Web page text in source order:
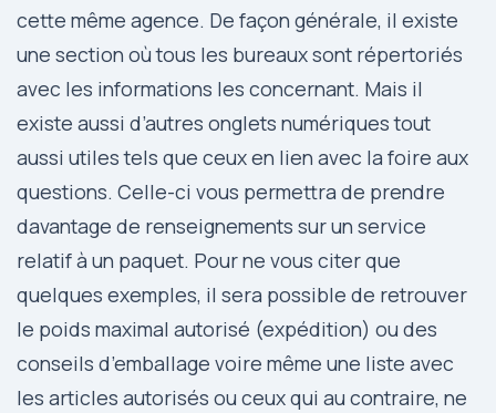
cette même agence. De façon générale, il existe
une section où tous les bureaux sont répertoriés
avec les informations les concernant. Mais il
existe aussi d’autres onglets numériques tout
aussi utiles tels que ceux en lien avec la foire aux
questions. Celle-ci vous permettra de prendre
davantage de renseignements sur un service
relatif à un paquet. Pour ne vous citer que
quelques exemples, il sera possible de retrouver
le poids maximal autorisé (expédition) ou des
conseils d’emballage voire même une liste avec
les articles autorisés ou ceux qui au contraire, ne